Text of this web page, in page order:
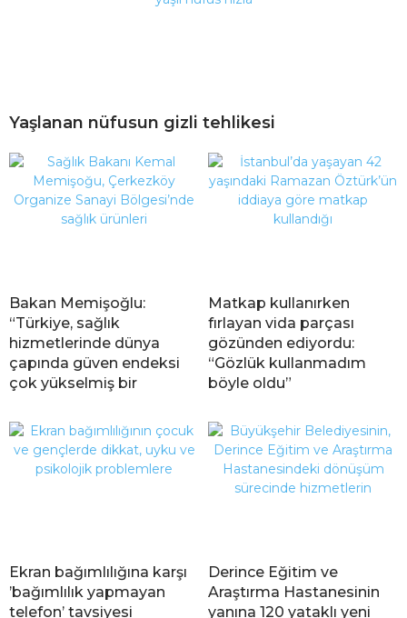
Yaşlanan nüfusun gizli tehlikesi
Bakan Memişoğlu:
“Türkiye, sağlık
hizmetlerinde dünya
çapında güven endeksi
çok yükselmiş bir
Matkap kullanırken
fırlayan vida parçası
gözünden ediyordu:
“Gözlük kullanmadım
böyle oldu”
Ekran bağımlılığına karşı
’bağımlılık yapmayan
telefon’ tavsiyesi
Derince Eğitim ve
Araştırma Hastanesinin
yanına 120 yataklı yeni